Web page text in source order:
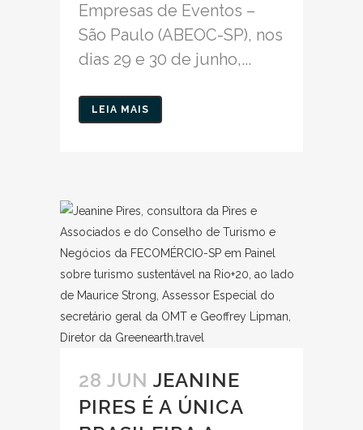
Empresas de Eventos –
São Paulo (ABEOC-SP), nos
dias 29 e 30 de junho,...
LEIA MAIS
28 JUN JEANINE
PIRES É A ÚNICA